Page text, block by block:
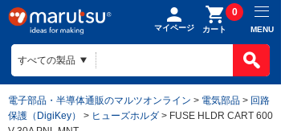
マイページ カート
0
MENU
電子部品・半導体通販のマルツオンライン > 電気部品 > 回路
保護（DigiKey）
> ヒューズホルダ > FUSE HLDR CART 600